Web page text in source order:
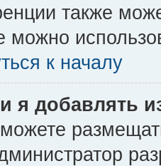
также
можно
к началу
я добавлять